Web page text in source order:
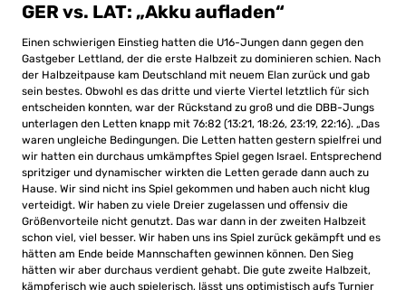
GER vs. LAT: „Akku aufladen“
Einen schwierigen Einstieg hatten die U16-Jungen dann gegen den
Gastgeber Lettland, der die erste Halbzeit zu dominieren schien. Nach
der Halbzeitpause kam Deutschland mit neuem Elan zurück und gab
sein bestes. Obwohl es das dritte und vierte Viertel letztlich für sich
entscheiden konnten, war der Rückstand zu groß und die DBB-Jungs
unterlagen den Letten knapp mit 76:82 (13:21, 18:26, 23:19, 22:16). „Das
waren ungleiche Bedingungen. Die Letten hatten gestern spielfrei und
wir hatten ein durchaus umkämpftes Spiel gegen Israel. Entsprechend
spritziger und dynamischer wirkten die Letten gerade dann auch zu
Hause. Wir sind nicht ins Spiel gekommen und haben auch nicht klug
verteidigt. Wir haben zu viele Dreier zugelassen und offensiv die
Größenvorteile nicht genutzt. Das war dann in der zweiten Halbzeit
schon viel, viel besser. Wir haben uns ins Spiel zurück gekämpft und es
hätten am Ende beide Mannschaften gewinnen können. Den Sieg
hätten wir aber durchaus verdient gehabt. Die gute zweite Halbzeit,
kämpferisch wie auch spielerisch, lässt uns optimistisch aufs Turnier